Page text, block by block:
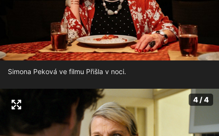
Simona Peková ve filmu Přišla v noci.
4 / 4